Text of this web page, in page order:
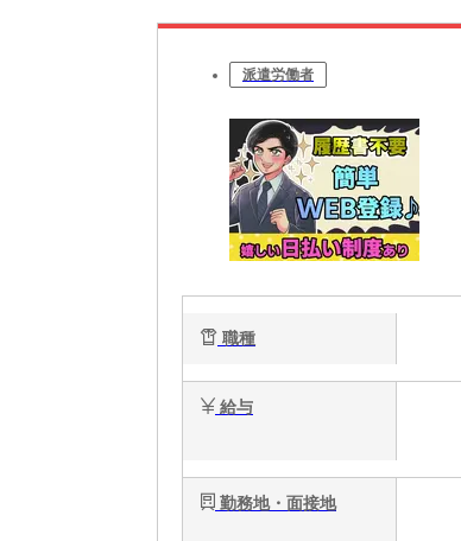
派遣労働者
職種
給与
勤務地・面接地